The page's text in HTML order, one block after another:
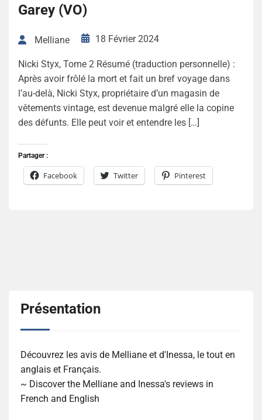
Garey (VO)
Melliane 18 Février 2024
Nicki Styx, Tome 2 Résumé (traduction personnelle) :
Après avoir frôlé la mort et fait un bref voyage dans
l’au-delà, Nicki Styx, propriétaire d’un magasin de
vêtements vintage, est devenue malgré elle la copine
des défunts. Elle peut voir et entendre les […]
Partager :
Facebook Twitter Pinterest
Présentation
Découvrez les avis de Melliane et d'Inessa, le tout en
anglais et Français.
~ Discover the Melliane and Inessa's reviews in
French and English